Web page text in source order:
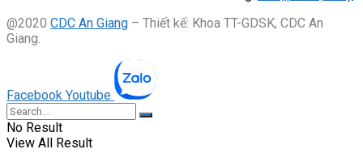
@2020 CDC An Giang – Thiết kế: Khoa TT-GDSK, CDC An
Giang.
Facebook Youtube
No Result
View All Result